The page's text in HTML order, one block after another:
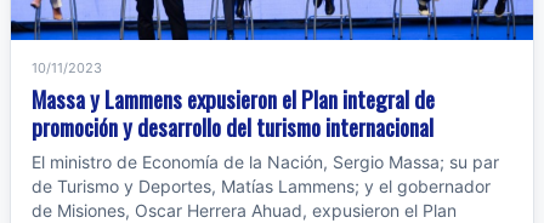
10/11/2023
Massa y Lammens expusieron el Plan integral de
promoción y desarrollo del turismo internacional
El ministro de Economía de la Nación, Sergio Massa; su par
de Turismo y Deportes, Matías Lammens; y el gobernador
de Misiones, Oscar Herrera Ahuad, expusieron el Plan